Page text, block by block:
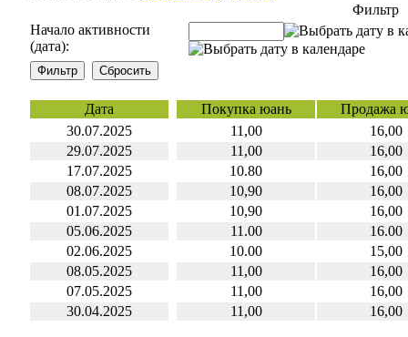
Фильтр
Начало активности
(дата):
Дата Покупка юань
Продажа
30.07.2025
11,00
16,00
29.07.2025
11,00
16,00
17.07.2025
10.80
16,00
08.07.2025
10,90
16,00
01.07.2025
10,90
16,00
05.06.2025
11.00
16.00
02.06.2025
10.00
15,00
08.05.2025
11,00
16,00
07.05.2025
11,00
16,00
30.04.2025
11,00 16,00